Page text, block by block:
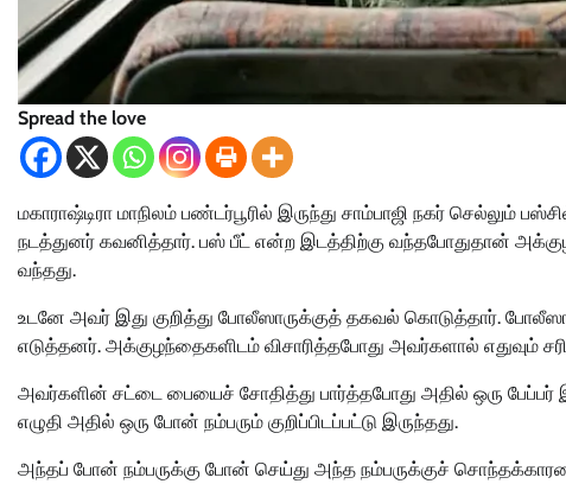
Spread the love
மகாராஷ்டிரா மாநிலம் பண்டர்பூரில் இருந்து சாம்பாஜி நகர்
நடத்துனர் கவனித்தார். பஸ் பீட் என்ற இடத்திற்கு வந்தபோதுதான்
வந்தது.
உடனே அவர் இது குறித்து போலீஸாருக்குத் தகவல் கொடுத்தார்.
எடுத்தனர். அக்குழந்தைகளிடம் விசாரித்தபோது அவர்களால் எதுவும்
அவர்களின் சட்டை பையைச் சோதித்து பார்த்தபோது அதில் ஒரு பேப்பர்
எழுதி அதில் ஒரு போன் நம்பரும் குறிப்பிடப்பட்டு இருந்தது.
அந்தப் போன் நம்பருக்கு போன் செய்து அந்த நம்பருக்குச்